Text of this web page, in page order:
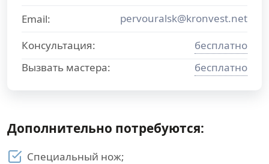
Email:
pervouralsk@kronvest.net
Консультация:
бесплатно
Вызвать мастера:
бесплатно
Дополнительно потребуются:
Специальный нож;